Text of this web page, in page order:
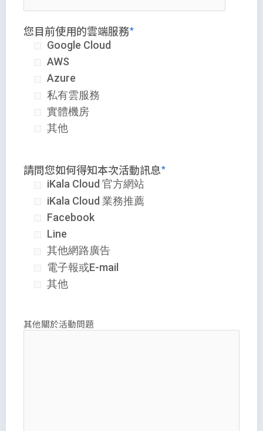
您目前使用的雲端服務
Google Cloud
AWS
Azure
私有雲服務
實體機房
其他
請問您如何得知本次活動訊息
iKala Cloud 官方網站
iKala Cloud 業務推薦
Facebook
Line
其他網路廣告
電子報或E-mail
其他
其他關於活動問題